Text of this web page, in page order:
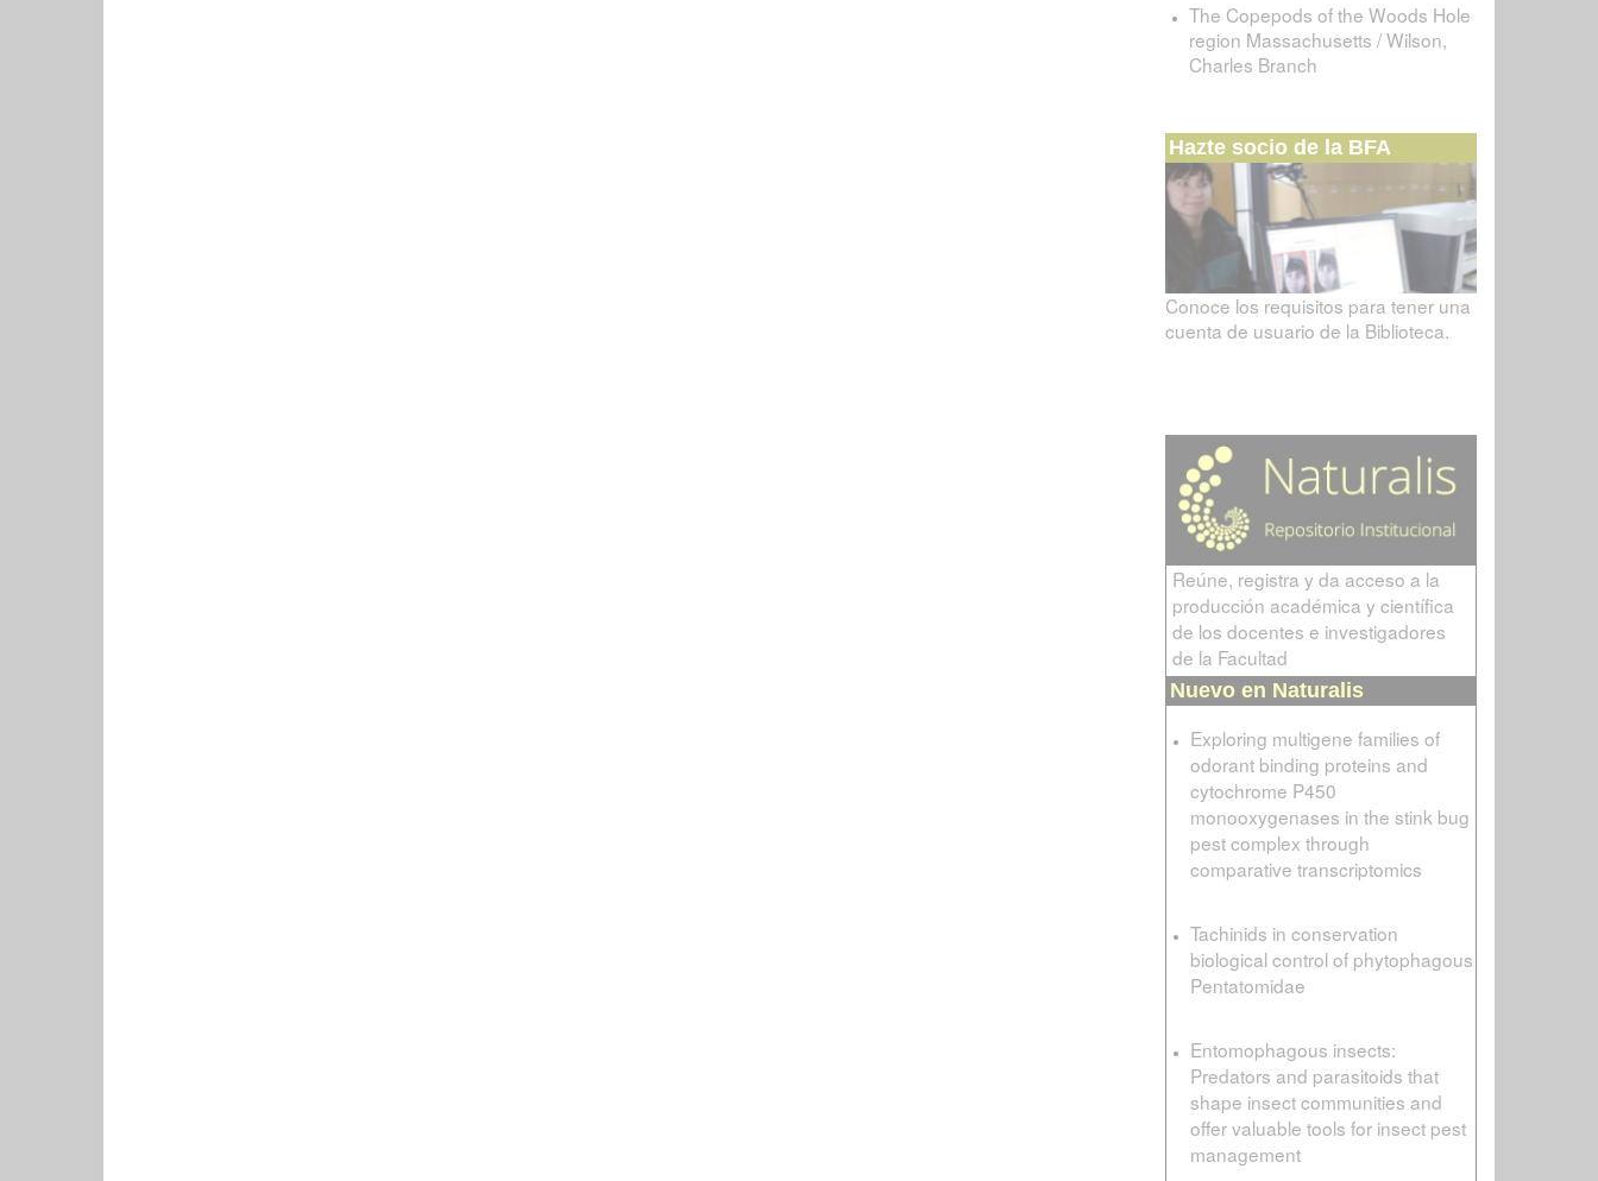
The Copepods of the Woods Hole
region Massachusetts / Wilson,
Charles Branch
Hazte socio de la BFA
Conoce los requisitos para tener una
cuenta de usuario de la Biblioteca.
Reúne, registra y da acceso a la
producción académica y científica
de los docentes e investigadores
de la Facultad
Nuevo en Naturalis
Exploring multigene families of
odorant binding proteins and
cytochrome P450
monooxygenases in the stink bug
pest complex through
comparative transcriptomics
Tachinids in conservation
biological control of phytophagous
Pentatomidae
Entomophagous insects:
Predators and parasitoids that
shape insect communities and
offer valuable tools for insect pest
management